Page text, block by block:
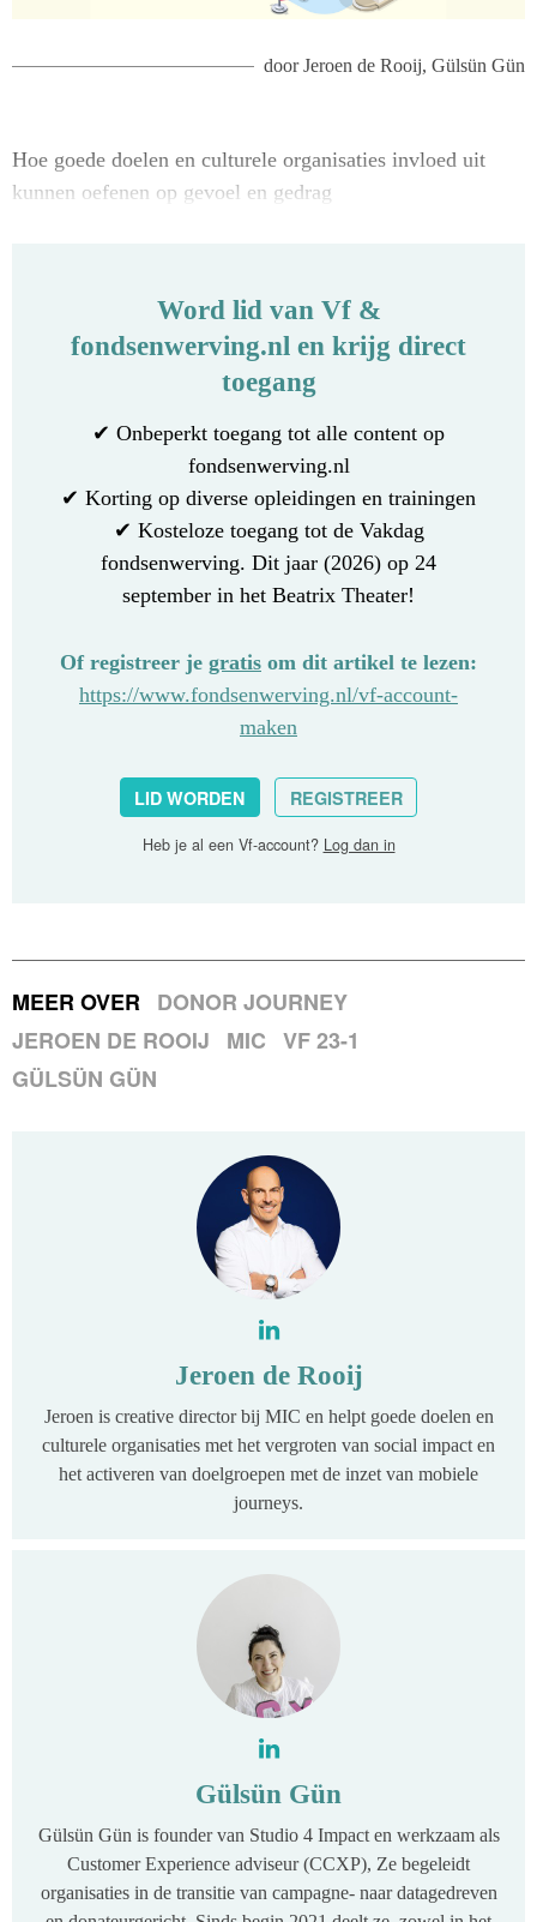
doorJeroen de Rooij, Gülsün Gün
Hoe goede doelen en culturele organisaties invloed uit
kunnen oefenen op gevoel en gedrag
Word lid van Vf &
fondsenwerving.nl en krijg direct
toegang
✔ Onbeperkt toegang tot alle content op
fondsenwerving.nl
✔ Korting op diverse opleidingen en trainingen
✔ Kosteloze toegang tot de Vakdag
fondsenwerving. Dit jaar (2026) op 24
september in het Beatrix Theater!
Of registreer je gratis om dit artikel te lezen:
https://www.fondsenwerving.nl/vf-account-
maken
LID WORDEN REGISTREER
Heb je al een Vf-account? Log dan in
MEER OVER DONOR JOURNEY
JEROEN DE ROOIJ
MIC VF 23-1
GÜLSÜN GÜN
Jeroen de Rooij
Jeroen is creative director bij MIC en helpt goede doelen en
culturele organisaties met het vergroten van social impact en
het activeren van doelgroepen met de inzet van mobiele
journeys.
Gülsün Gün
Gülsün Gün is founder van Studio 4 Impact en werkzaam als
Customer Experience adviseur (CCXP), Ze begeleidt
organisaties in de transitie van campagne- naar datagedreven